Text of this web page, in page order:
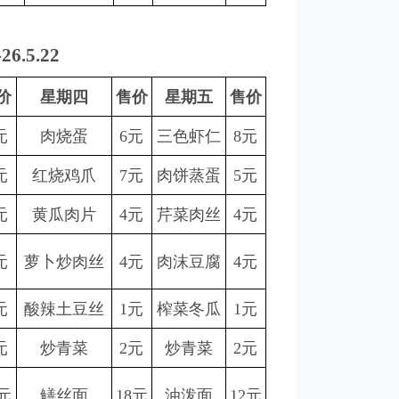
星期四 售价 星期五 售价
肉烧蛋 6元 三色虾仁 8元
红烧鸡爪 7元 肉饼蒸蛋 5元
黄瓜肉片 4元 芹菜肉丝 4元
萝卜炒肉丝 4元 肉沫豆腐 4元
酸辣土豆丝 1元 榨菜冬瓜 1元
炒青菜 2元 炒青菜 2元
鳝丝面 18元 油泼面 12元